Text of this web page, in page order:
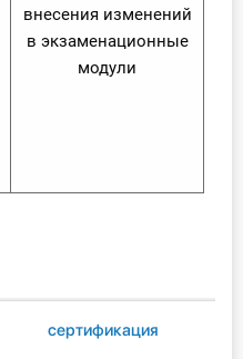
внесения изменений
в экзаменационные
модули
сертификация